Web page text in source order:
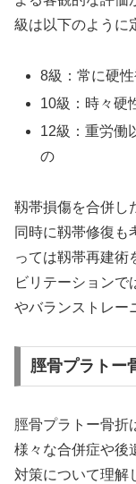
級は以下のように
8級：常に硬
10級：時々硬
12級：重労働
の
靱帯損傷を合併し
同時に靱帯修復も
っては靱帯再建術
ビリテーションで
やバランストレー
脛骨プラトー
脛骨プラトー骨折
様々な合併症や後
対策について理解